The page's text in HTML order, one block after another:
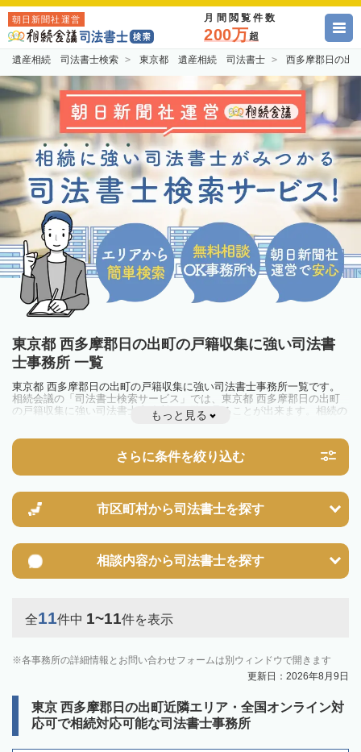
朝日新聞社運営 月間閲覧件数
200万超
遺産相続 司法書士検索 東京都 遺産相続 司法書士 西多摩郡日の
東京都 西多摩郡日の出町の戸籍収集に強い司法書
士事務所 一覧
東京都 西多摩郡日の出町の戸籍収集に強い司法書士事務所一覧です。
相続会議の「司法書士検索サービス」では、東京都 西多摩郡日の出町
の戸籍収集に強い司法書士事務所を一覧で見ることが出来ます。相続の
トラブルやお悩みを抱えている方は一度近隣の司法書士に相談してみま
もっと見る
さらに条件を絞り込む
市区町村から司法書士を探す
相談内容から司法書士を探す
全11件中 1~11件を表示
各事務所の詳細情報とお問い合わせフォームは別ウィンドウで開きます
更新日：2026年8月9日
東京 西多摩郡日の出町近隣エリア・全国オンライン対
応可で相続対応可能な司法書士事務所